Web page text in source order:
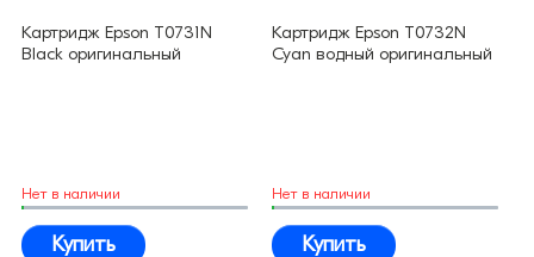
Картридж Epson T0731N
Black оригинальный
Нет в наличии
Купить
Картридж Epson T0732N
Cyan водный оригинальный
Нет в наличии
Купить